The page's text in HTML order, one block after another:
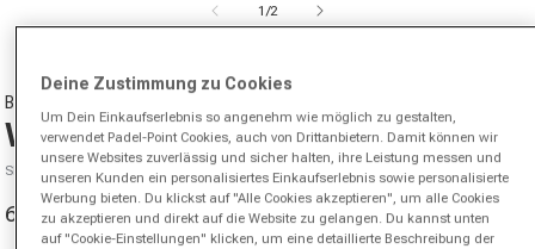
1/von
2
BABOLAT
Wrist Strap Schlägerschlaufe-Rot
SKU 00976201871000
Verkaufspreis
6,30 €
Normaler Preis
9,95 €-37%
Deine Zustimmung zu Cookies
Um Dein Einkaufserlebnis so angenehm wie möglich zu gestalten,
verwendet Padel-Point Cookies, auch von Drittanbietern. Damit können wir
unsere Websites zuverlässig und sicher halten, ihre Leistung messen und
unseren Kunden ein personalisiertes Einkaufserlebnis sowie personalisierte
Werbung bieten. Du klickst auf "Alle Cookies akzeptieren", um alle Cookies
zu akzeptieren und direkt auf die Website zu gelangen. Du kannst unten
auf "Cookie-Einstellungen" klicken, um eine detaillierte Beschreibung der